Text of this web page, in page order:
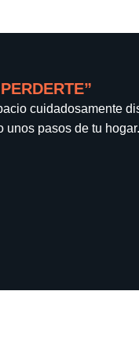
cuidadosamente
unos pasos de tu hogar.